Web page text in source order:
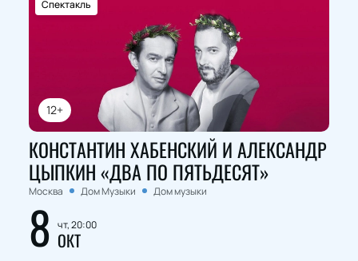
12+
Спектакль
КОНСТАНТИН ХАБЕНСКИЙ И АЛЕКСАНДР
ЦЫПКИН «ДВА ПО ПЯТЬДЕСЯТ»
Москва Дом Музыки Дом музыки
8 чт, 20:00
ОКТ